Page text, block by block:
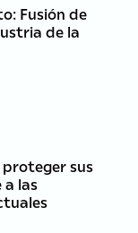
Fusión de
de la
sus
las